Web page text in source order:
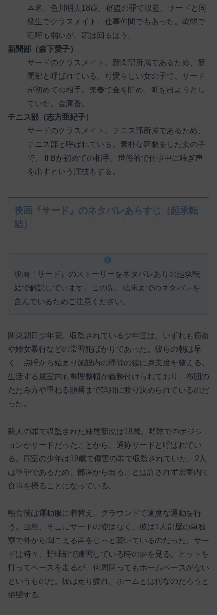
本名、色川明夫18歳。窃盗の罪で収監。サードと同
級生でクラスメイト。仕事仲間でもあった。軟弱で
喧嘩も弱いが、頭は回るほう。
新聞部（森下愛子）
サードのクラスメイト。新聞部所属であるため、新
聞部と呼ばれている。可愛らしい女の子で、サード
が初めての相手。売春で金を貯め、町を出ようとし
ていた。金庫番。
テニス部（志方亜紀子）
サードのクラスメイト。テニス部所属であるため、
テニス部と呼ばれている。素朴な容貌をした女の子
で、ⅡBが初めての相手。世俗的で仕事中に喘ぎ声
を出すという演技もする。
映画『サード』のネタバレあらすじ（起承転
結）
映画『サード』のストーリーをネタバレありの起承転
結で解説しています。この先、結末までのネタバレを
含んでいるためご注意ください。
関東朝日少年院。収監されている少年達は、いずれも窃盗
や婦女暴行などの常習犯ばかりであった。彼らの朝は早
く、点呼から始まり施設内の掃除の後に身支度を整える。
生活する居室内も整理整頓が義務付けられており、布団の
たたみ方や重ねる順番まで詳細に渡り決められているのだ
った。
殺人の罪で収監された妹尾新次は18歳。野球でのポジシ
ョンがサードだったことから、通称サードと呼ばれてい
る。同室の少年は19歳で傷害の罪で収監されていた。2人
は重罪であるため、部屋から出ることは許されず居室内で
食事を摂ることになっている。
朝食後は運動服に着替え、グラウンドで適度な運動を行
う。当然、そこにサードの姿はなく、彼は1人部屋の単独
寮で外から聞こえる声をじっと聴いているのだった。サー
ドは時々、野球部で練習している時の夢を見る。ヒットを
打ってベースを走るが、何周回ってもホームベースがない
というものだ。彼は走り疲れ、ホームとは何なのだろうと
絶望する。